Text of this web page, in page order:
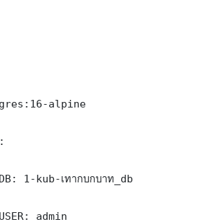
alpine
1-kub-เทากบกบาท_db
admin